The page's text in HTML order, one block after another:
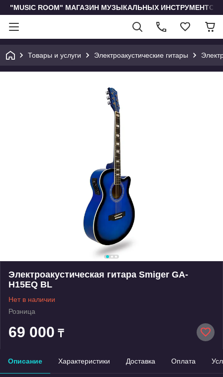
"MUSIC ROOM" МАГАЗИН МУЗЫКАЛЬНЫХ
Товары и услуги Электроакустические гитары
Электроакустическая гитара Smiger GA-
H15EQ BL
Нет в наличии
Розница
69 000 ₸
Описание Характеристики Доставка Оплата